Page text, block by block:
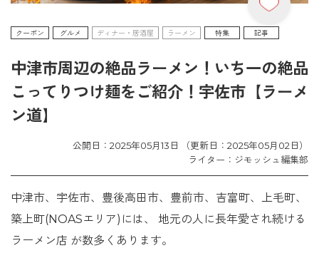
クーポン グルメ ディナー・居酒屋 ラーメン 特集 記事
中津市周辺の絶品ラーメン！いち一の絶品
こってりつけ麺をご紹介！宇佐市【ラーメ
ン道】
公開日：2025年05月13日 （更新日：2025年05月02日）
ライター：ジモッシュ編集部
中津市、宇佐市、豊後高田市、豊前市、吉富町、上毛町、
築上町(NOASエリア)には、 地元の人に長年愛され続ける
ラーメン店 が数多くあります。